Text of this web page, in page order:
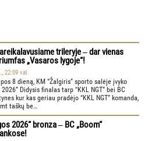
trileryje ‒ dar vienas
„Vasaros lygoje“!
22:09 val.
8 dieną, KM “Žalgiris” sporto salėje įvyko
Didysis finalas tarp “KKL NGT” bei BC
kur kas geriau pradėjo “KKL NGT” komanda,
taškų be…
2026“ bronza ‒ BC „Boom“